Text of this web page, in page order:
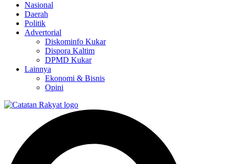
Nasional
Daerah
Politik
Advertorial
Diskominfo Kukar
Dispora Kaltim
DPMD Kukar
Lainnya
Ekonomi & Bisnis
Opini